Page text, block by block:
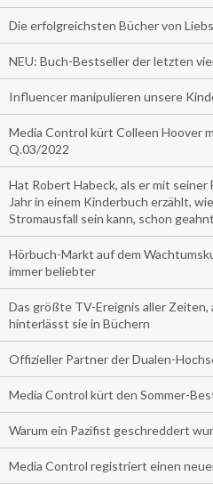
Die erfolgreichsten Bücher von
NEU: Buch-Bestseller der letzten
Influencer manipulieren unsere
Media Control kürt Colleen Hoover
Q.03/2022
Hat Robert Habeck, als er mit seiner
Jahr in einem Kinderbuch erzählt,
Stromausfall sein kann, schon
Hörbuch-Markt auf dem
immer beliebter
Das größte TV-Ereignis aller Zeiten,
hinterlässt sie in Büchern
Offizieller Partner der Dualen-
Media Control kürt den Sommer-
Warum ein Pazifist geschreddert
Media Control registriert einen